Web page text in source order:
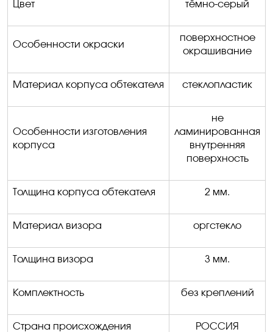
Цвет тёмно-серый
Особенности окраски
поверхностное
окрашивание
Материал корпуса обтекателя стеклопластик
Особенности изготовления
корпуса
не
ламинированная
внутренняя
поверхность
Толщина корпуса обтекателя 2 мм.
Материал визора оргстекло
Толщина визора 3 мм.
Комплектность без креплений
Страна происхождения РОССИЯ